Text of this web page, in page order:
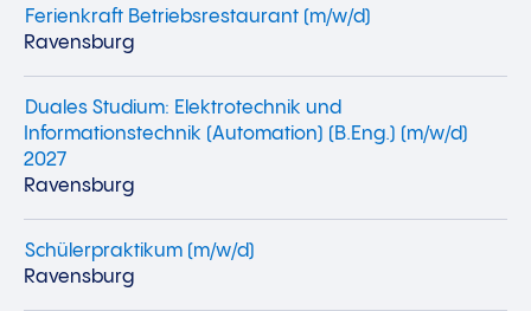
Ferienkraft Betriebsrestaurant (m/w/d)
Ravensburg
Duales Studium: Elektrotechnik und
Informationstechnik (Automation) (B.Eng.) (m/w/d)
2027
Ravensburg
Schülerpraktikum (m/w/d)
Ravensburg